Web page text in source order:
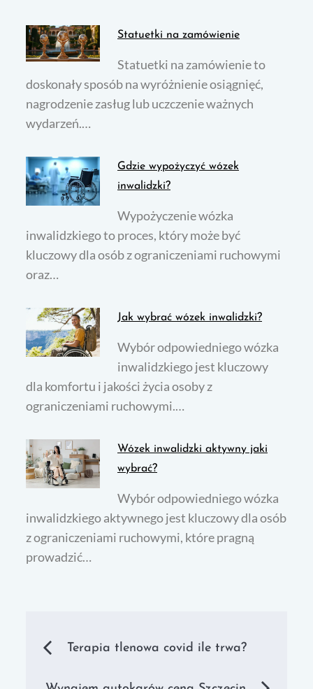
Statuetki na zamówienie
Statuetki na zamówienie to
doskonały sposób na wyróżnienie osiągnięć,
nagrodzenie zasług lub uczczenie ważnych
wydarzeń.…
Gdzie wypożyczyć wózek
inwalidzki?
Wypożyczenie wózka
inwalidzkiego to proces, który może być
kluczowy dla osób z ograniczeniami ruchowymi
oraz…
Jak wybrać wózek inwalidzki?
Wybór odpowiedniego wózka
inwalidzkiego jest kluczowy
dla komfortu i jakości życia osoby z
ograniczeniami ruchowymi.…
Wózek inwalidzki aktywny jaki
wybrać?
Wybór odpowiedniego wózka
inwalidzkiego aktywnego jest kluczowy dla osób
z ograniczeniami ruchowymi, które pragną
prowadzić…
Nawigacja
Terapia tlenowa covid ile trwa?